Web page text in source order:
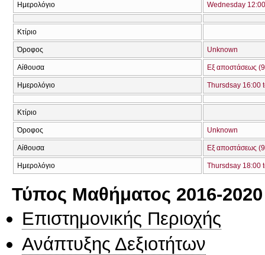
Ημερολόγιο Wednesday
Κτίριο
Όροφος Unknown
Αίθουσα Εξ αποστάσεως
Ημερολόγιο Thursdsay 16:00
Κτίριο
Όροφος Unknown
Αίθουσα Εξ αποστάσεως
Ημερολόγιο Thursdsay 18:00
Τύπος Μαθήματος 2016-2020
Επιστημονικής Περιοχής
Ανάπτυξης Δεξιοτήτων